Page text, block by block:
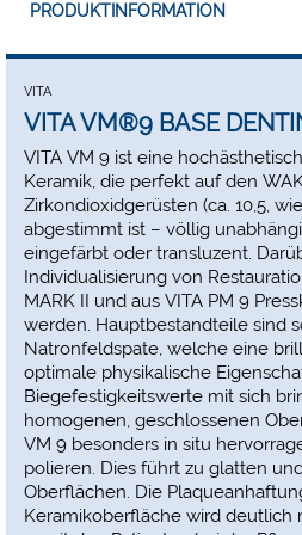
Metallkeramik, Vollkeramik oder
INTERNO Malfarben zur Verfügung.
Natürliche Farbwirkung,
physikalische Eigenschaften
Minimales
Wiederholungsbränden
Gute Modellierfähigkeit für
Auftragen der Keramik
PRODUKTINFORMATION
VITA
VITA VM®9 BASE
VITA VM 9 ist eine
Keramik, die perfekt auf den
Zirkondioxidgerüsten (ca. 10,5,
abgestimmt ist – völlig
eingefärbt oder transluzent.
Individualisierung von
MARK II und aus VITA PM 9
werden. Hauptbestandteile sind
Natronfeldspate, welche eine
optimale physikalische
Biegefestigkeitswerte mit sich
homogenen, geschlossenen
VM 9 besonders in situ
polieren. Dies führt zu glatten
Oberflächen. Die
Keramikoberfläche wird deutlich